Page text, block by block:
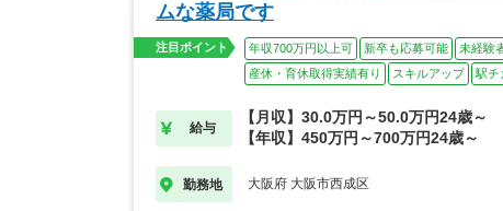
ムな薬局です
注目ポイント 年収700万円以上可 新卒も応募可能 未経験
産休・育休取得実績有り
スキルアップ 駅チ
給与
【月収】30.0万円～50.0万円24歳～
【年収】450万円～700万円24歳～
勤務地 大阪府 大阪市西成区